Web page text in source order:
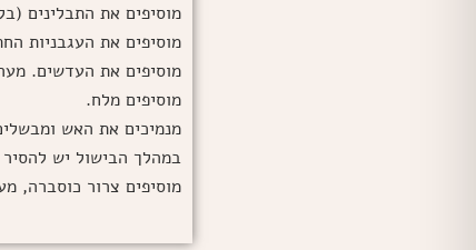
מוסיפים את התבלינים
מוסיפים את העגבניות
מוסיפים את העדשים.
מוסיפים מלח.
מנמיכים את האש
במהלך הבישול יש
מוסיפים צרור כוסברה,